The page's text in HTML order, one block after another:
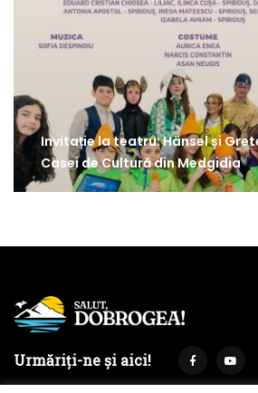
Invitație la teatru: Hänsel și
Casei de Cultură din Medgidia
Urmăriți-ne și aici!